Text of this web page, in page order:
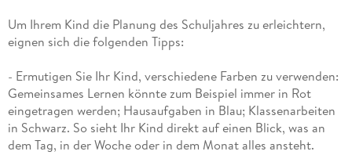
Um Ihrem Kind die Planung des Schuljahres zu erleichtern,
eignen sich die folgenden Tipps:
- Ermutigen Sie Ihr Kind, verschiedene Farben zu verwenden:
Gemeinsames Lernen könnte zum Beispiel immer in Rot
eingetragen werden; Hausaufgaben in Blau; Klassenarbeiten
in Schwarz. So sieht Ihr Kind direkt auf einen Blick, was an
dem Tag, in der Woche oder in dem Monat alles ansteht.